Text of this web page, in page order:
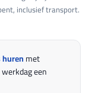
inclusief transport.
met
een